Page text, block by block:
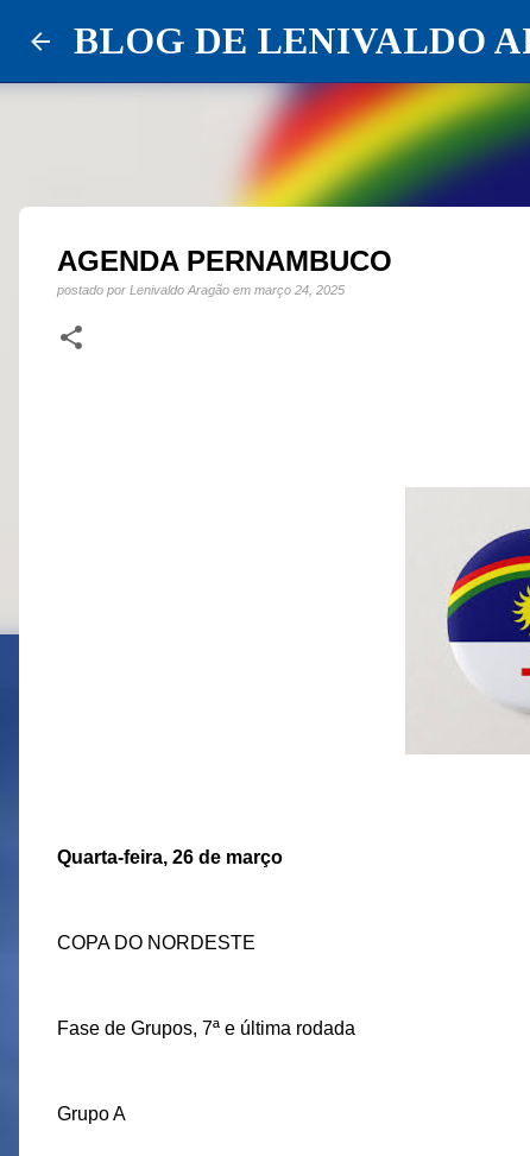
BLOG DE LENIVALDO
AGENDA PERNAMBUCO
postado por Lenivaldo Aragão em março 24, 2025
Quarta-feira, 26 de março
COPA DO NORDESTE
Fase de Grupos, 7ª e última rodada
Grupo A